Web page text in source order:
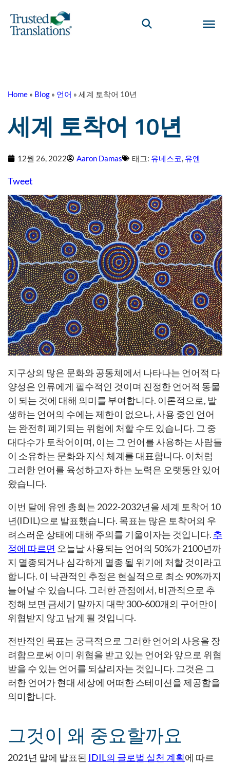
Home » Blog » 언어 » 세계 토착어 10년
세계 토착어 10년
12월 26, 2022 Aaron Damas 태그: 유네스코, 유엔
Tweet
지구상의 많은 문화와 공동체에서 나타나는 언어적 다
양성은 인류에게 필수적인 것이며 진정한 언어적 동물
이 되는 것에 대해 의미를 부여합니다. 이론적으로, 발
생하는 언어의 수에는 제한이 없으나, 사용 중인 언어
는 완전히 폐기되는 위험에 처할 수도 있습니다. 그 중
대다수가 토착어이며, 이는 그 언어를 사용하는 사람들
이 소유하는 문화와 지식 체계를 대표합니다. 이처럼
그러한 언어를 육성하고자 하는 노력은 오랫동안 있어
왔습니다.
이번 달에 유엔 총회는 2022-2032년을 세계 토착어 10
년(IDIL)으로 발표했습니다. 목표는 많은 토착어의 우
려스러운 상태에 대해 주의를 기울이자는 것입니다. 추
정에 따르면 오늘날 사용되는 언어의 50%가 2100년까
지 멸종되거나 심각하게 멸종 될 위기에 처할 것이라고
합니다. 이 낙관적인 추정은 현실적으로 최소 90%까지
늘어날 수 있습니다. 그러한 관점에서, 비관적으로 추
정해 보면 금세기 말까지 대략 300-600개의 구어만이
위협받지 않고 남게 될 것입니다.
전반적인 목표는 궁극적으로 그러한 언어의 사용을 장
려함으로써 이미 위협을 받고 있는 언어와 앞으로 위협
받을 수 있는 언어를 되살리자는 것입니다. 그것은 그
러한 언어가 현대 세상에 어떠한 스테이션을 제공함을
의미합니다.
그것이 왜 중요할까요
2021년 말에 발표된 IDIL의 글로벌 실천 계획에 따르